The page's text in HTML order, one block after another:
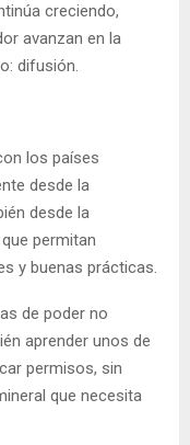
creciendo,
avanzan en la
difusión.
los países
desde la
desde la
permitan
y buenas prácticas.
de poder no
aprender unos de
permisos, sin
que necesita